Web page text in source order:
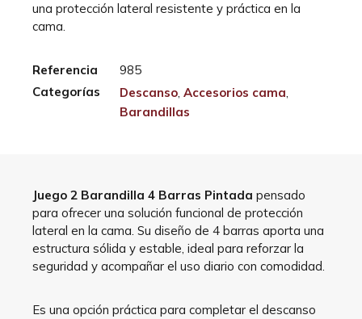
una protección lateral resistente y práctica en la
cama.
Referencia
985
Categorías
Descanso, Accesorios cama,
Barandillas
Juego 2 Barandilla 4 Barras Pintada pensado
para ofrecer una solución funcional de protección
lateral en la cama. Su diseño de 4 barras aporta una
estructura sólida y estable, ideal para reforzar la
seguridad y acompañar el uso diario con comodidad.
Es una opción práctica para completar el descanso